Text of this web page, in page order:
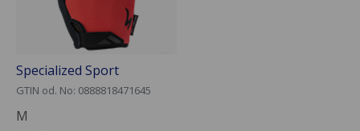
Specialized Sport
GTIN od. No: 0888818471645
M